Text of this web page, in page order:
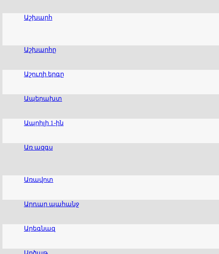
Աշխարհ
Աշխարհը
Աշուղի երգը
Ապերախտ
Ապրիլի 1-ին
Առ ազգս
Առավոտ
Արդար պահանջ
Արեգնազ